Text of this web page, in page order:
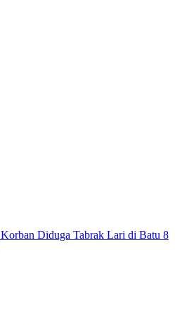
Korban Diduga Tabrak Lari di Batu 8